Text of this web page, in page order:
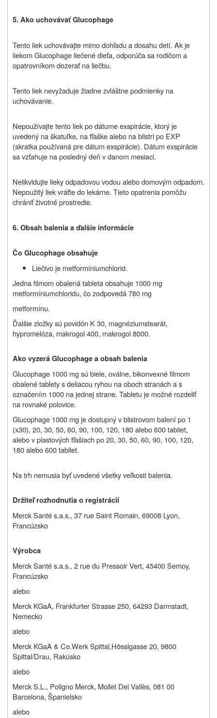
5. Ako uchovávať Glucophage
Tento liek uchovávajte mimo dohľadu a dosahu detí. Ak je
liekom Glucophage liečené dieťa, odporúča sa rodičom a
opatrovníkom dozerať na liečbu.
Tento liek nevyžaduje žiadne zvláštne podmienky na
uchovávanie.
Nepoužívajte tento liek po dátume exspirácie, ktorý je
uvedený na škatuľke, na fľaške alebo na blistri po EXP
(skratka používaná pre dátum exspirácie). Dátum exspirácie
sa vzťahuje na posledný deň v danom mesiaci.
Nelikvidujte lieky odpadovou vodou alebo domovým odpadom.
Nepoužitý liek vráťte do lekárne. Tieto opatrenia pomôžu
chrániť životné prostredie.
6. Obsah balenia a ďalšie informácie
Čo Glucophage obsahuje
Liečivo je metformíniumchlorid.
Jedna filmom obalená tableta obsahuje 1000 mg
metformíniumchloridu, čo zodpovedá 780 mg
metformínu.
Ďalšie zložky sú povidón K 30, magnéziumstearát,
hypromelóza, makrogol 400, makrogol 8000.
Ako vyzerá Glucophage a obsah balenia
Glucophage 1000 mg sú biele, oválne, bikonvexné filmom
obalené tablety s deliacou ryhou na oboch stranách a s
označením 1000 na jednej strane. Tabletu je možné rozdeliť
na rovnaké polovice.
Glucophage 1000 mg je dostupný v blistrovom balení po 1
(x30), 20, 30, 50, 60, 90, 100, 120, 180 alebo 600 tabliet,
alebo v plastových fľašiach po 20, 30, 50, 60, 90, 100, 120,
180 alebo 600 tabliet.
Na trh nemusia byť uvedené všetky veľkosti balenia.
Držiteľ rozhodnutia o registrácii
Merck Santé s.a.s., 37 rue Saint Romain, 69008 Lyon,
Francúzsko
Výrobca
Merck Santé s.a.s., 2 rue du Pressoir Vert, 45400 Semoy,
Francúzsko
alebo
Merck KGaA, Frankfurter Strasse 250, 64293 Darmstadt,
Nemecko
alebo
Merck KGaA & Co.Werk Spittal,Hösslgasse 20, 9800
Spittal/Drau, Rakúsko
alebo
Merck S.L., Poligno Merck, Mollet Del Vallès, 081 00
Barcelona, Španielsko
alebo